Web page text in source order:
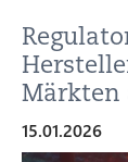
Märkten
15.01.2026